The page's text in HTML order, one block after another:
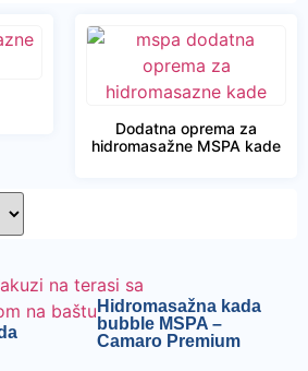
Dodatna oprema za
hidromasažne MSPA kade
Hidromasažna kada
bubble MSPA –
Camaro Premium